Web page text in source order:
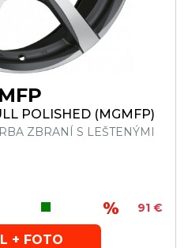
POLISHED (MGMFP)
ZBRANÍ S LEŠTENÝMI
91 €
+ FOTO